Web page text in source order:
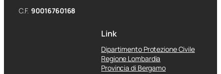
C.F.90016760168
Link
Dipartimento Protezione Civile
Regione Lombardia
Provincia di Bergamo